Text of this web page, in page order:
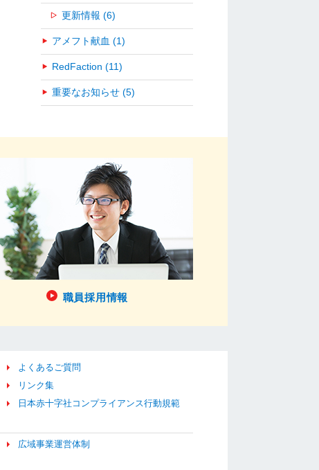
更新情報 (6)
アメフト献血 (1)
RedFaction (11)
重要なお知らせ (5)
職員採用情報
よくあるご質問
リンク集
日本赤十字社コンプライアンス行動規範
広域事業運営体制